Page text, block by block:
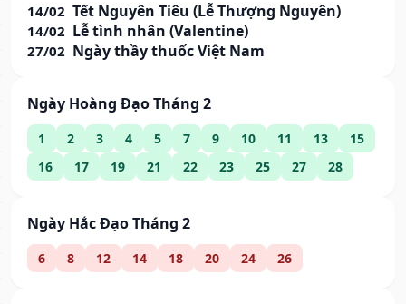
14/02 Tết Nguyên Tiêu (Lễ Thượng Nguyên)
14/02 Lễ tình nhân (Valentine)
27/02 Ngày thầy thuốc Việt Nam
Ngày Hoàng Đạo Tháng 2
1 2 3 4 5 7 9 10 11 13
15
16
17 19 21 22 23 25 27 28
Ngày Hắc Đạo Tháng 2
6 8 12 14 18 20 24 26